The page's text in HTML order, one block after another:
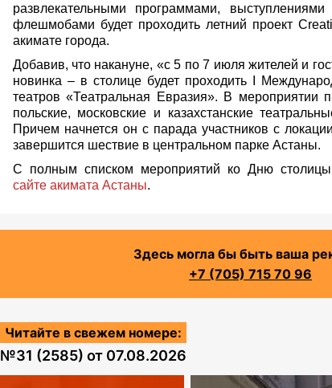
развлекательными программами, выступлениями
флешмобами будет проходить летний проект
акимате города.
Добавив, что накануне, «с 5 по 7 июля жителей и
новинка – в столице будет проходить I
театров «Театральная Евразия». В мероприятии
польские, московские и казахстанские
Причем начнется он с парада участников с
завершится шествие в центральном парке Астаны.
С полным списком мероприятий ко Дню
сайте акимата Астаны.
Здесь могла бы быть ваша
+7 (705) 715 70 96
Читайте в свежем номере:
№31 (2585) от 07.08.2026